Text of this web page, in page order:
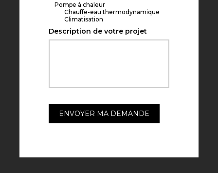
Pompe à chaleur
Chauffe-eau thermodynamique
Climatisation
Description de votre projet